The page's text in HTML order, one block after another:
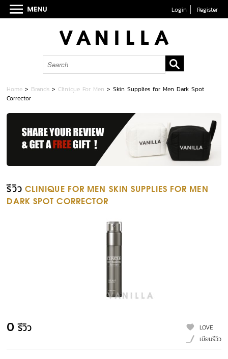
Login Register
Home > Brands > Clinique For Men >Skin Supplies for Men Dark Spot
Corrector
รีวิว CLINIQUE FOR MEN SKIN SUPPLIES FOR MEN
DARK SPOT CORRECTOR
0 รีวิว
LOVE
เขียนรีวิว